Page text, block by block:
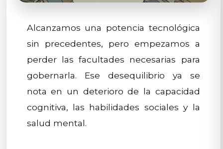
Alcanzamos una potencia tecnológica
sin precedentes, pero empezamos a
perder las facultades necesarias para
gobernarla. Ese desequilibrio ya se
nota en un deterioro de la capacidad
cognitiva, las habilidades sociales y la
salud mental.